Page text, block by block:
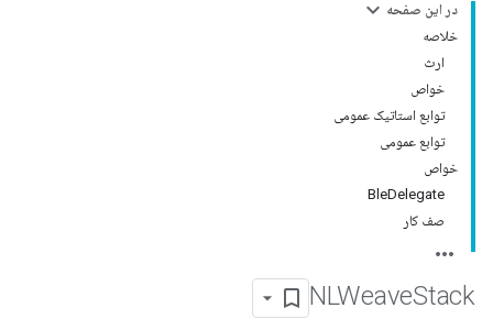
در این صفحه
خلاصه
ارث
خواص
توابع استاتیک عمومی
توابع عمومی
خواص
BleDelegate
صف کار
NLWeaveStack